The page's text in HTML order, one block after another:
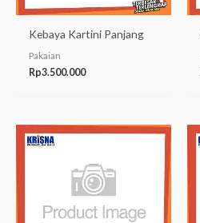
Kebaya Kartini Panjang
Pakaian
Rp3.500.000